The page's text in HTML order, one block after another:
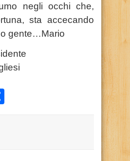
negli occhi che,
sta accecando
gente…Mario